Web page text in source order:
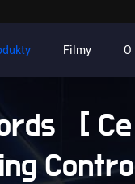
Filmy O
[